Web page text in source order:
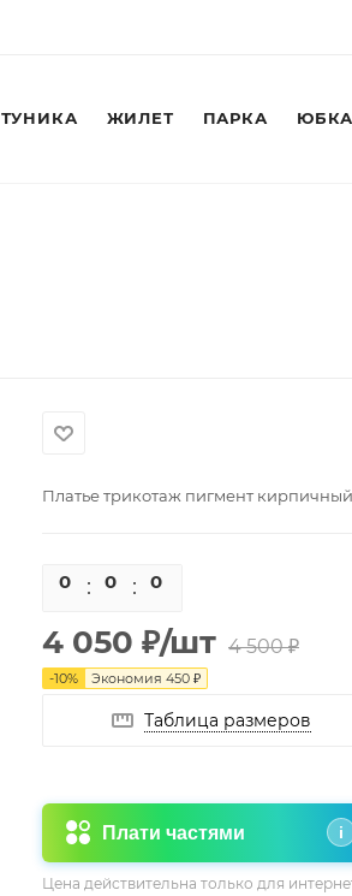
ТУНИКА ЖИЛЕТ ПАРКА ЮБКА
Платье трикотаж пигмент кирпичный
0 0 0
4 050 ₽/шт 4 500₽
-10% Экономия 450 ₽
Таблица размеров
Плати частями i
Цена действительна только для